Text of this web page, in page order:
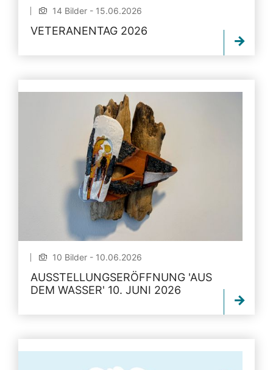
14 Bilder - 15.06.2026
VETERANENTAG 2026
10 Bilder - 10.06.2026
AUSSTELLUNGSERÖFFNUNG 'AUS
DEM WASSER' 10. JUNI 2026